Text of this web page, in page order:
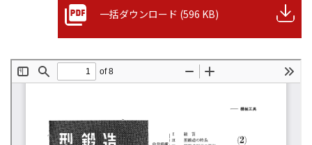
一括ダウンロード (596 KB)